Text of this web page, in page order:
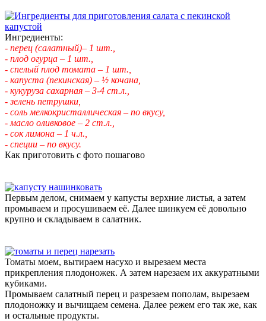
Ингредиенты:
- перец (салатный)– 1 шт.,
- плод огурца – 1 шт.,
- спелый плод томата – 1 шт.,
- капуста (пекинская) – ½ кочана,
- кукуруза сахарная – 3-4 ст.л.,
- зелень петрушки,
- соль мелкокристаллическая – по вкусу,
- масло оливковое – 2 ст.л.,
- сок лимона – 1 ч.л.,
- специи – по вкусу.
Как приготовить с фото пошагово
Первым делом, снимаем у капусты верхние листья, а затем
промываем и просушиваем её. Далее шинкуем её довольно
крупно и складываем в салатник.
Томаты моем, вытираем насухо и вырезаем места
прикрепления плодоножек. А затем нарезаем их аккуратными
кубиками.
Промываем салатный перец и разрезаем пополам, вырезаем
плодоножку и вычищаем семена. Далее режем его так же, как
и остальные продукты.